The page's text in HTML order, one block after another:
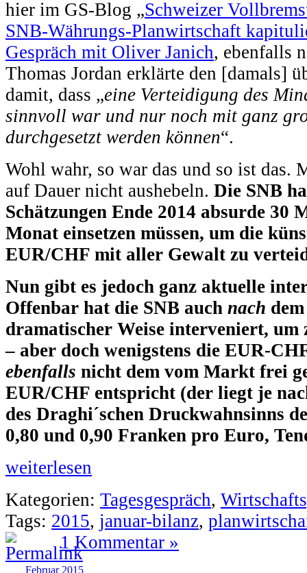
hier im GS-Blog „Schweizer
SNB-Währungs-Planwirtschaft
Gespräch mit Oliver Janich, ebenfalls
Thomas Jordan erklärte den [damals]
damit, dass „eine Verteidigung des
sinnvoll war und nur noch mit ganz
durchgesetzt werden können“.
Wohl wahr, so war das und so ist das.
auf Dauer nicht aushebeln. Die SNB
Schätzungen Ende 2014 absurde
Monat einsetzen müssen, um die
EUR/CHF mit aller Gewalt zu
Nun gibt es jedoch ganz aktuelle
Offenbar hat die SNB auch nach
dramatischer Weise interveniert, um
– aber doch wenigstens die EUR-
ebenfalls nicht dem vom Markt frei
EUR/CHF entspricht (der liegt je
des Draghi´schen Druckwahnsinns
0,80 und 0,90 Franken pro Euro,
weiterlesen
Kategorien: Tagesgespräch,
Tags: 2015, januar-bilanz,
1 Kommentar »
Februar 2015